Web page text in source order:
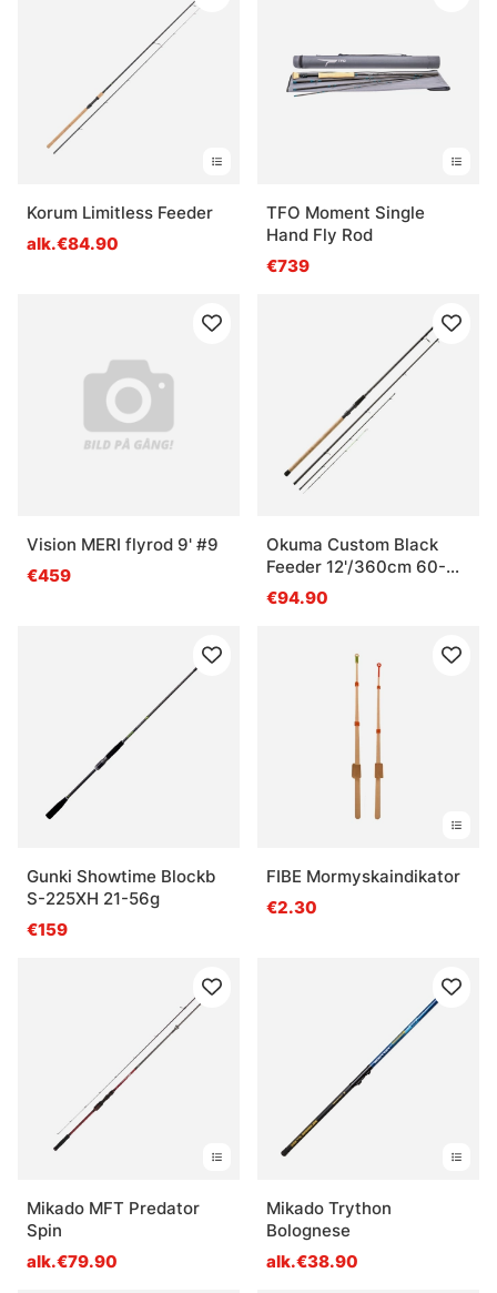
Korum Limitless Feeder
alk.€84.90
TFO Moment Single
Hand Fly Rod
€739
Vision MERI flyrod 9' #9
€459
Okuma Custom Black
Feeder 12'/360cm 60-
120g
€94.90
Gunki Showtime Blockb
S-225XH 21-56g
€159
FIBE Mormyskaindikator
€2.30
Mikado MFT Predator
Spin
alk.€79.90
Mikado Trython
Bolognese
alk.€38.90